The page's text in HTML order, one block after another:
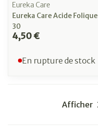
Eureka Care
Eureka Care Acide Folique
30
4,50 €
En rupture de stock
Afficher